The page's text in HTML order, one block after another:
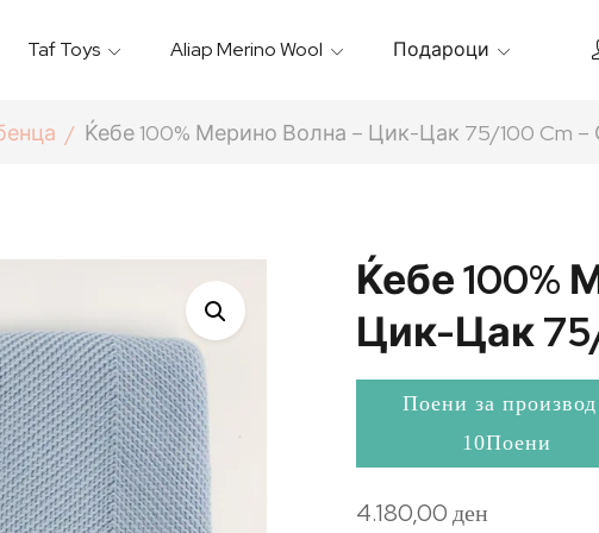
Taf Toys Aliap Merino Wool Подароци
Ќебе 100% Мерино Волна – Цик-Цак 75/100 Cm –
Ќебе 100%
Цик-Цак
Поени за
10Поени
4.180,00ден